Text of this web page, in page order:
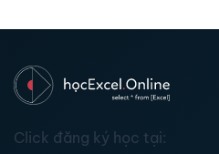
Click đăng ký học tại: